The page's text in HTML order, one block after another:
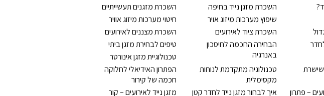
השכרת מזגן נייד בחיפה
השכרת מזגנים תעשייתיים
שיפוץ מערכות מיזוג אויר
חיטוי מערכות מיזוג אוויר
השכרת ציוד לאירועים
השכרת מצננים לאירועים
הבחירה החכמה לחיסכון
באנרגיה
טיפים לבחירת מזגן ביתי
טכנולוגיית מזגן אינורטר
שישרת
טכנולוגיה מתקדמת לנוחות
מקסימלית
הפתרון האידיאלי לחלוקה
חכמה של קירור
– פתרון איך לבחור מזגן נייד לחדר קטן מזגן נייד לאירועים – קור